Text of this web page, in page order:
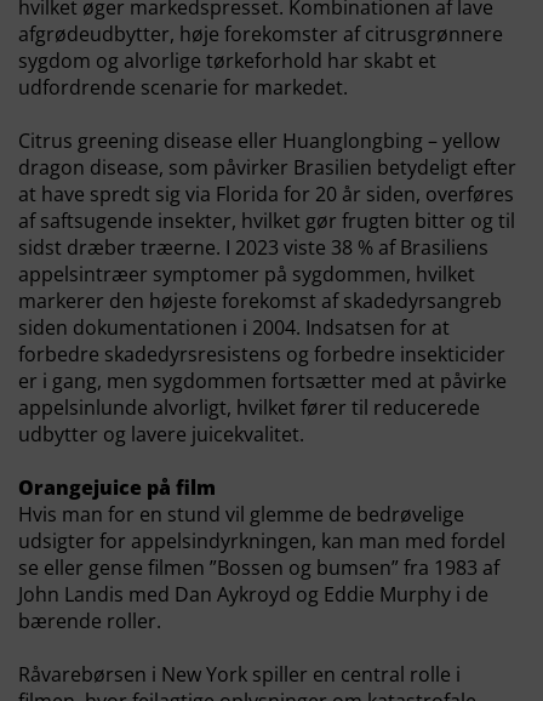
hvilket øger markedspresset. Kombinationen af lave
afgrødeudbytter, høje forekomster af citrusgrønnere
sygdom og alvorlige tørkeforhold har skabt et
udfordrende scenarie for markedet.
Citrus greening disease eller Huanglongbing – yellow
dragon disease, som påvirker Brasilien betydeligt efter
at have spredt sig via Florida for 20 år siden, overføres
af saftsugende insekter, hvilket gør frugten bitter og til
sidst dræber træerne. I 2023 viste 38 % af Brasiliens
appelsintræer symptomer på sygdommen, hvilket
markerer den højeste forekomst af skadedyrsangreb
siden dokumentationen i 2004. Indsatsen for at
forbedre skadedyrsresistens og forbedre insekticider
er i gang, men sygdommen fortsætter med at påvirke
appelsinlunde alvorligt, hvilket fører til reducerede
udbytter og lavere juicekvalitet.
Orangejuice på film
Hvis man for en stund vil glemme de bedrøvelige
udsigter for appelsindyrkningen, kan man med fordel
se eller gense filmen ”Bossen og bumsen” fra 1983 af
John Landis med Dan Aykroyd og Eddie Murphy i de
bærende roller.
Råvarebørsen i New York spiller en central rolle i